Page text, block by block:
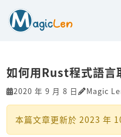
如何用Rust程式語
2020 年 9 月 8 日 Magic
本篇文章更新於 2023 年